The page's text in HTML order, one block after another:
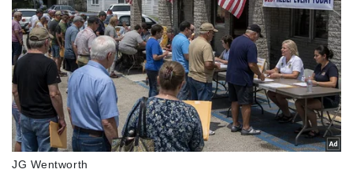
Pháp luật
Vụ án
Tin nóng
Tư vấn luật
Quân sự - Quốc phòng
Vũ khí
Việt Nam